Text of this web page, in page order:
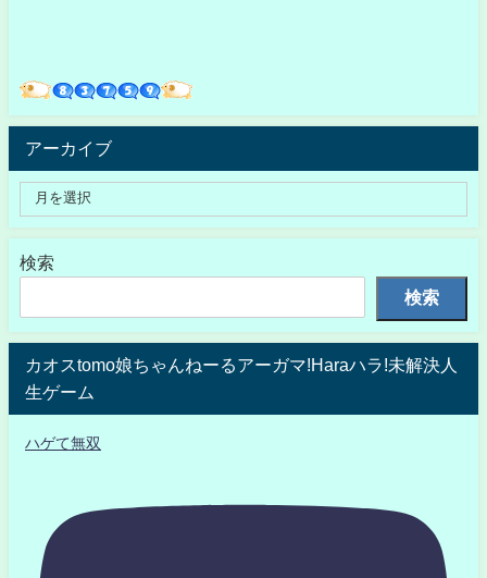
アーカイブ
検索
検索
カオスtomo娘ちゃんねーるアーガマ!Haraハラ!未解決人
生ゲーム
ハゲて無双